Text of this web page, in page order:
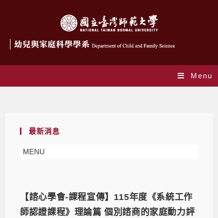
Menu
最新消息
MENU
【諮心學會-課程宣傳】115年度《系統工作
師認證課程》理論篇 個別諮商的家庭動力評